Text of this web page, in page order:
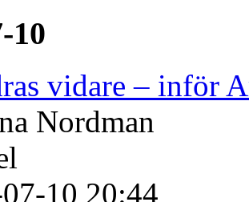
10
vidare – inför
Nordman
10 20:44